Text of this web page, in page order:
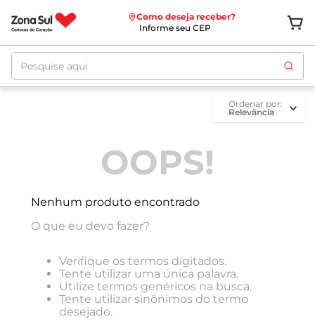
Como deseja receber?
Informe seu CEP
Pesquise aqui
ordenar por
Relevância
OOPS!
Nenhum produto encontrado
O que eu devo fazer?
Verifique os termos digitados.
Tente utilizar uma única palavra.
Utilize termos genéricos na busca.
Tente utilizar sinônimos do termo
desejado.